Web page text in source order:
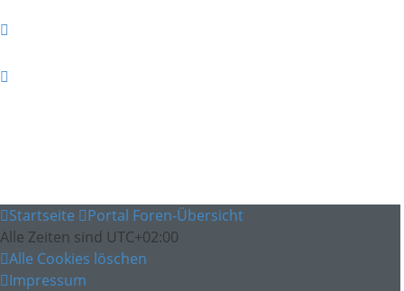
Startseite Portal Foren-Übersicht
Alle Zeiten sind UTC+02:00
Alle Cookies löschen
Impressum